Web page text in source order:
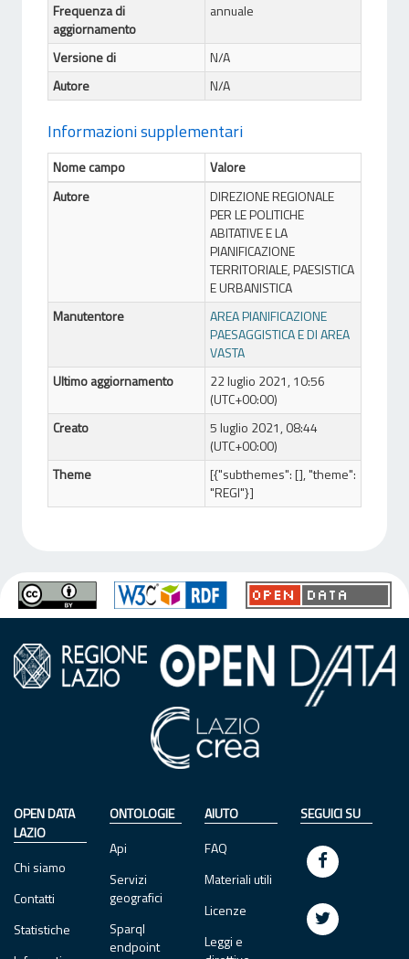
Frequenza di
aggiornamento
annuale
Versione di
N/A
Autore
N/A
Informazioni supplementari
Nome campo
Valore
Autore
DIREZIONE REGIONALE
PER LE POLITICHE
ABITATIVE E LA
PIANIFICAZIONE
TERRITORIALE, PAESISTICA
E URBANISTICA
Manutentore
AREA PIANIFICAZIONE
PAESAGGISTICA E DI AREA
VASTA
Ultimo aggiornamento
22 luglio 2021, 10:56
(UTC+00:00)
Creato
5 luglio 2021, 08:44
(UTC+00:00)
Theme
[{"subthemes": [], "theme":
"REGI"}]
OPEN DATA
LAZIO
Chi siamo
Contatti
Statistiche
ONTOLOGIE
Api
Servizi
geografici
Sparql
endpoint
AIUTO
FAQ
Materiali utili
Licenze
Leggi e
SEGUICI SU